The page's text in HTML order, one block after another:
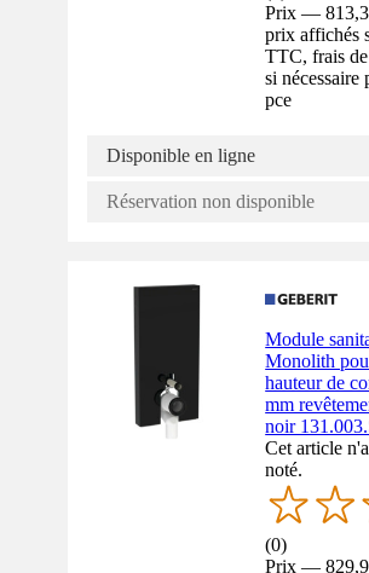
Prix —
prix affichés
TTC, frais
si nécessaire
pce
Disponible en ligne
Réservation non disponible
Module
Monolith
hauteur de
mm
noir
Cet article
noté.
(0)
Prix —